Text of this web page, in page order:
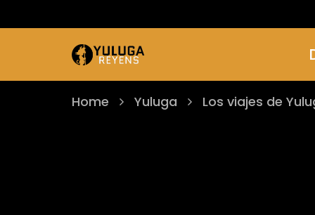
Home Yuluga Los viajes de